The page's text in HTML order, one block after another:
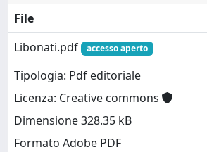
File
Libonati.pdf
accesso aperto
Tipologia: Pdf editoriale
Licenza: Creative commons
Dimensione 328.35 kB
Formato Adobe PDF